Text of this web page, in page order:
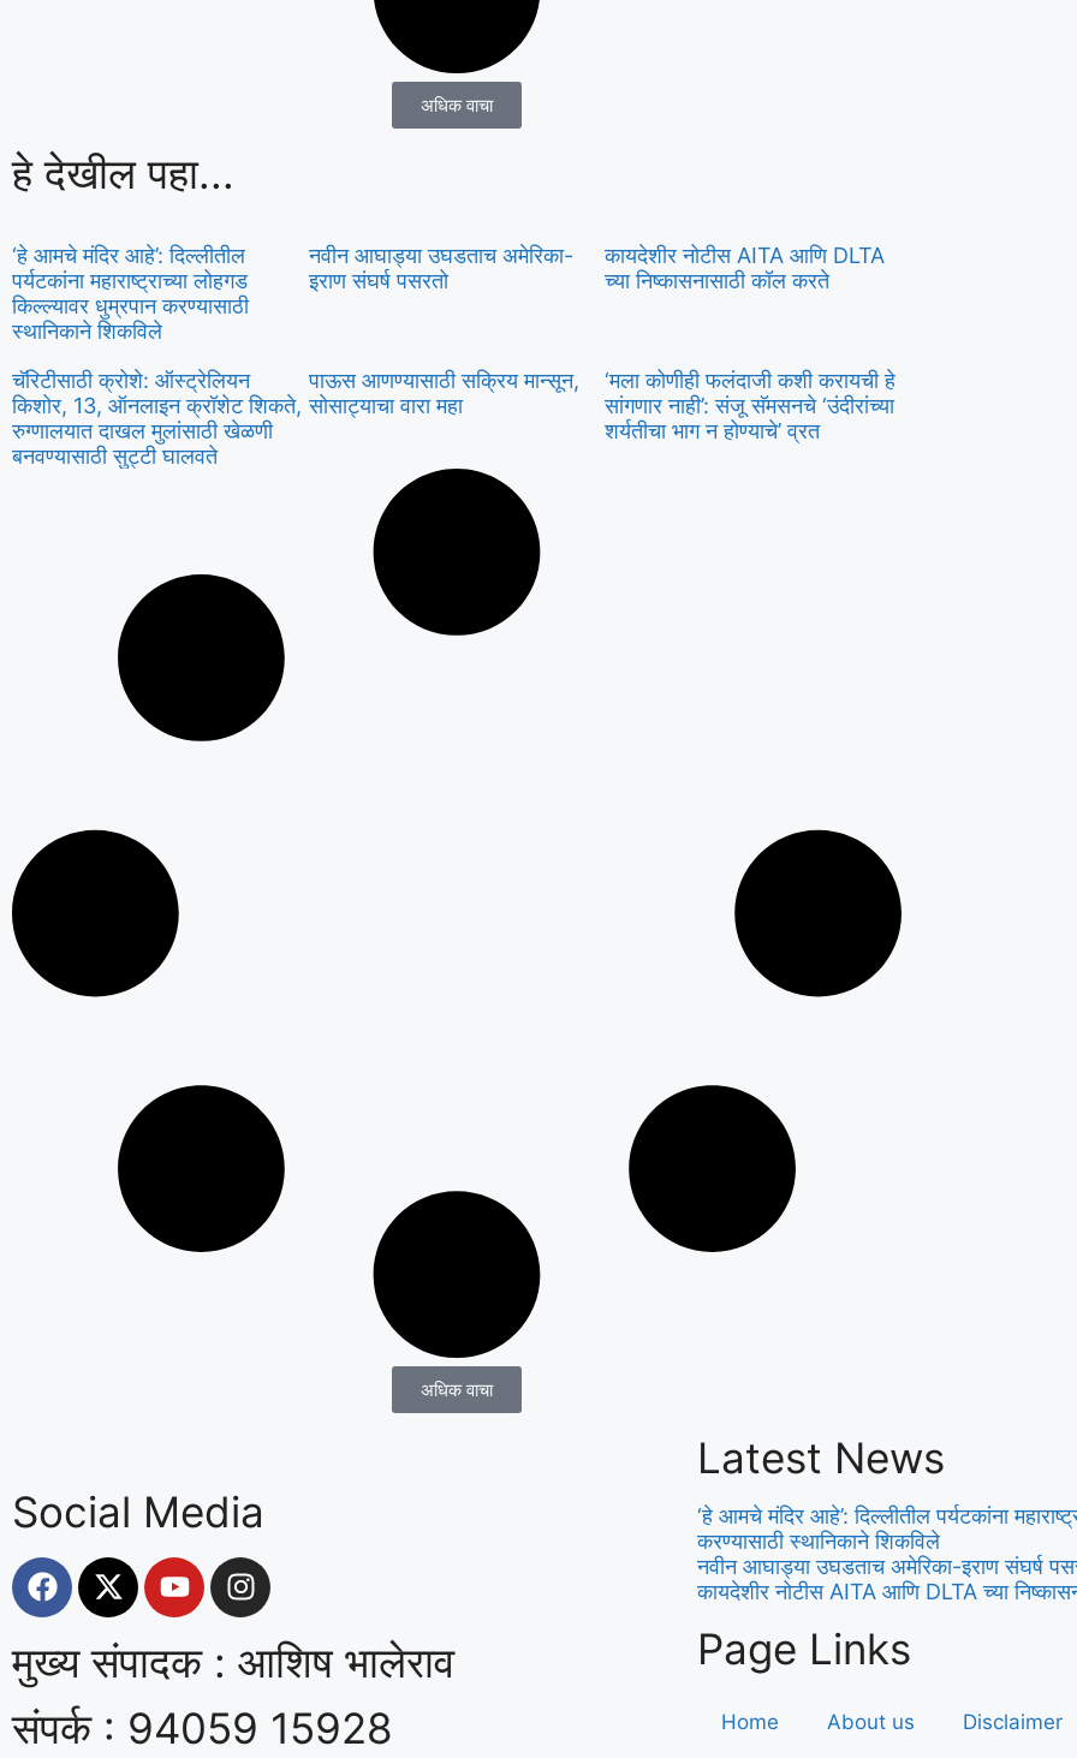
अधिक वाचा
हे देखील पहा...
‘हे आमचे मंदिर आहे’: दिल्लीतील
पर्यटकांना महाराष्ट्राच्या लोहगड
किल्ल्यावर धुम्रपान करण्यासाठी
स्थानिकाने शिकविले
नवीन आघाड्या उघडताच अमेरिका-
इराण संघर्ष पसरतो
कायदेशीर नोटीस AITA आणि DLTA
च्या निष्कासनासाठी कॉल करते
चॅरिटीसाठी क्रोशे: ऑस्ट्रेलियन
किशोर, 13, ऑनलाइन क्रॉशेट शिकते,
रुग्णालयात दाखल मुलांसाठी खेळणी
बनवण्यासाठी सुट्टी घालवते
पाऊस आणण्यासाठी सक्रिय मान्सून,
सोसाट्याचा वारा महा
‘मला कोणीही फलंदाजी कशी करायची हे
सांगणार नाही’: संजू सॅमसनचे ‘उंदीरांच्या
शर्यतीचा भाग न होण्याचे’ व्रत
अधिक वाचा
Social Media
मुख्य संपादक : आशिष भालेराव
संपर्क : 94059 15928
Latest News
‘हे आमचे मंदिर आहे’: दिल्लीतील पर्यटकांना
करण्यासाठी स्थानिकाने शिकविले
नवीन आघाड्या उघडताच अमेरिका-इराण संघर्ष
कायदेशीर नोटीस AITA आणि DLTA च्या
Page Links
Home About us Disclaimer